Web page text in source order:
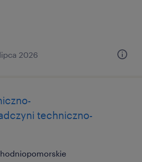
2026
techniczno-